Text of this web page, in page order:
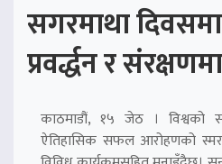
सगरमाथा
प्रवर्द्धन र
काठमाडौं, १५ जेठ । विश्वको
ऐतिहासिक सफल आरोहणको